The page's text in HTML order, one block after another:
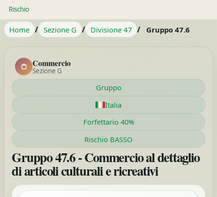
Rischio
Home / Sezione G / Divisione 47 / Gruppo 47.6
Commercio
Sezione G
Gruppo
Italia
Forfettario 40%
Rischio BASSO
Gruppo 47.6 - Commercio al dettaglio
di articoli culturali e ricreativi